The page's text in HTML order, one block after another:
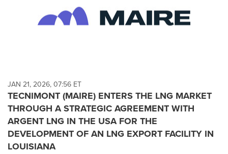
JAN 21, 2026, 07:56 ET
TECNIMONT (MAIRE) ENTERS THE LNG MARKET
THROUGH A STRATEGIC AGREEMENT WITH
ARGENT LNG IN THE USA FOR THE
DEVELOPMENT OF AN LNG EXPORT FACILITY IN
LOUISIANA